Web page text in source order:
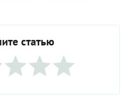
статью